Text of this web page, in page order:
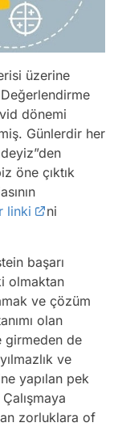
üzerine
dönemi
Günlerdir her
öne çıktık
linki
ni
başarı
olmaktan
ve çözüm
olan
girmeden de
ve
yapılan pek
zorluklara of